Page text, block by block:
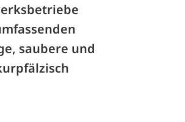
saubere und